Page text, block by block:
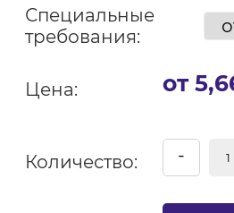
Специальные
требования:
Цена: от
Количество: -